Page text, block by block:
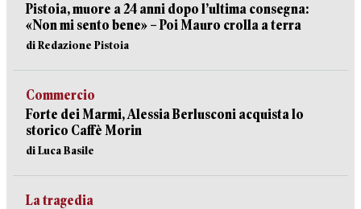
Pistoia, muore a 24 anni dopo l’ultima consegna:
«Non mi sento bene» – Poi Mauro crolla a terra
di Redazione Pistoia
Commercio
Forte dei Marmi, Alessia Berlusconi acquista lo
storico Caffè Morin
di Luca Basile
La tragedia